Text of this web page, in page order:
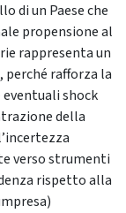
di un Paese che
propensione al
rappresenta un
rafforza la
shock
della
verso strumenti
rispetto alla